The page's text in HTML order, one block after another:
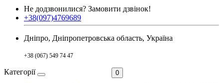
Не додзвонилися? Замовити дзвінок!
+38(097)4769689
Дніпро, Дніпропетровська область, Україна
+38 (067) 549 74 47
0
Категорії